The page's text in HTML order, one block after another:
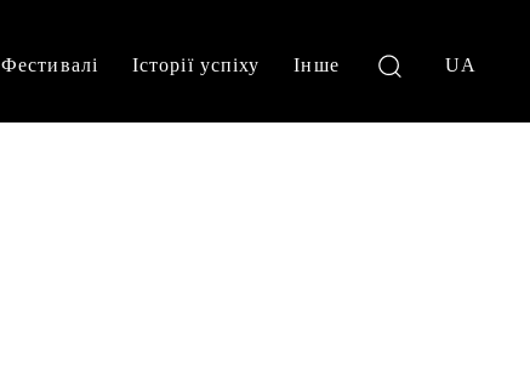
Фестивалі Історії успіху Інше UA